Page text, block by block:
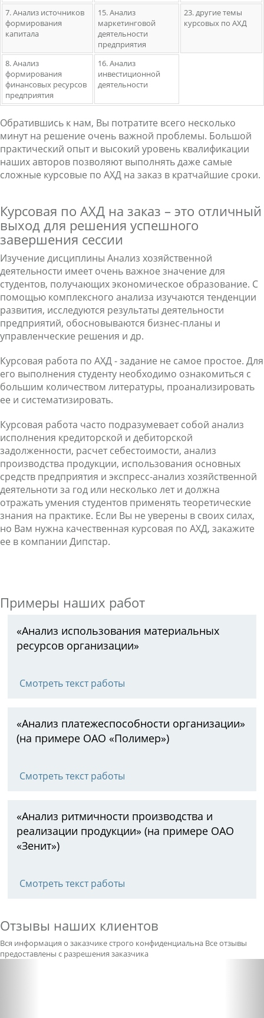
7. Анализ источников
формирования
капитала
15. Анализ
маркетинговой
деятельности
предприятия
23. другие темы
курсовых по АХД
8. Анализ
формирования
финансовых ресурсов
предприятия
16. Анализ
инвестиционной
деятельности
Обратившись к нам, Вы потратите всего несколько
минут на решение очень важной проблемы. Большой
практический опыт и высокий уровень квалификации
наших авторов позволяют выполнять даже самые
сложные курсовые по АХД на заказ в кратчайшие сроки.
Курсовая по АХД на заказ – это отличный
выход для решения успешного
завершения сессии
Изучение дисциплины Анализ хозяйственной
деятельности имеет очень важное значение для
студентов, получающих экономическое образование. С
помощью комплексного анализа изучаются тенденции
развития, исследуются результаты деятельности
предприятий, обосновываются бизнес-планы и
управленческие решения и др.
Курсовая работа по АХД - задание не самое простое. Для
его выполнения студенту необходимо ознакомиться с
большим количеством литературы, проанализировать
ее и систематизировать.
Курсовая работа часто подразумевает собой анализ
исполнения кредиторской и дебиторской
задолженности, расчет себестоимости, анализ
производства продукции, использования основных
средств предприятия и экспресс-анализ хозяйственной
деятельноти за год или несколько лет и должна
отражать умения студентов применять теоретические
знания на практике. Если Вы не уверены в своих силах,
но Вам нужна качественная курсовая по АХД, закажите
ее в компании Дипстар.
Примеры наших работ
«Анализ использования материальных
ресурсов организации»
Смотреть текст работы
«Анализ платежеспособности организации»
(на примере ОАО «Полимер»)
Смотреть текст работы
«Анализ ритмичности производства и
реализации продукции» (на примере ОАО
«Зенит»)
Смотреть текст работы
Отзывы наших клиентов
Вся информация о заказчике строго конфиденциальна Все отзывы
предоставлены с разрешения заказчика